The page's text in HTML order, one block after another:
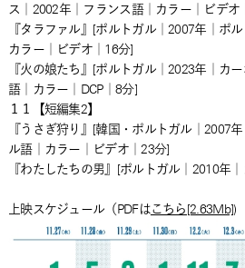
ス｜2002年｜フランス語｜カラー｜ビデオ
『タラファル』[ポルトガル｜2007年｜ポ
カラー｜ビデオ｜16分]
『火の娘たち』[ポルトガル｜2023年｜カ
語｜カラー｜DCP｜8分]
１１【短編集2】
『うさぎ狩り』[韓国・ポルトガル｜2007
ル語｜カラー｜ビデオ｜23分]
『わたしたちの男』[ポルトガル｜2010年
上映スケジュール（PDFはこちら[2.63Mb])